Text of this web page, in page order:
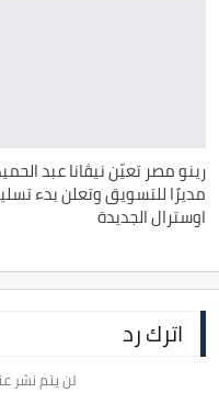
رينو مصر تعيّن نيڤانا عبد
مديرًا للتسويق وتعلن بدء
اوسترال الجديدة
اترك رد
لن يتم نشر